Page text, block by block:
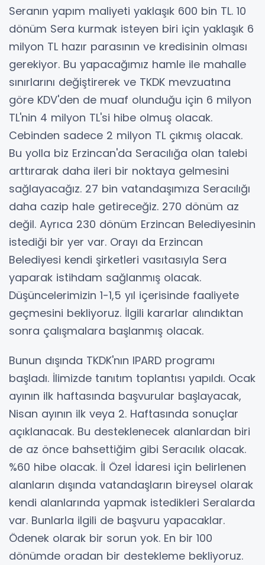
Seranın yapım maliyeti yaklaşık 600 bin TL. 10
dönüm Sera kurmak isteyen biri için yaklaşık 6
milyon TL hazır parasının ve kredisinin olması
gerekiyor. Bu yapacağımız hamle ile mahalle
sınırlarını değiştirerek ve TKDK mevzuatına
göre KDV'den de muaf olunduğu için 6 milyon
TL'nin 4 milyon TL'si hibe olmuş olacak.
Cebinden sadece 2 milyon TL çıkmış olacak.
Bu yolla biz Erzincan'da Seracılığa olan talebi
arttırarak daha ileri bir noktaya gelmesini
sağlayacağız. 27 bin vatandaşımıza Seracılığı
daha cazip hale getireceğiz. 270 dönüm az
değil. Ayrıca 230 dönüm Erzincan Belediyesinin
istediği bir yer var. Orayı da Erzincan
Belediyesi kendi şirketleri vasıtasıyla Sera
yaparak istihdam sağlanmış olacak.
Düşüncelerimizin 1-1,5 yıl içerisinde faaliyete
geçmesini bekliyoruz. İlgili kararlar alındıktan
sonra çalışmalara başlanmış olacak.
Bunun dışında TKDK'nın IPARD programı
başladı. İlimizde tanıtım toplantısı yapıldı. Ocak
ayının ilk haftasında başvurular başlayacak,
Nisan ayının ilk veya 2. Haftasında sonuçlar
açıklanacak. Bu desteklenecek alanlardan biri
de az önce bahsettiğim gibi Seracılık olacak.
%60 hibe olacak. İl Özel İdaresi için belirlenen
alanların dışında vatandaşların bireysel olarak
kendi alanlarında yapmak istedikleri Seralarda
var. Bunlarla ilgili de başvuru yapacaklar.
Ödenek olarak bir sorun yok. En bir 100
dönümde oradan bir destekleme bekliyoruz.